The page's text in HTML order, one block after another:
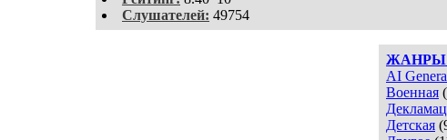
Слушателей: 49754
AI
Военная
Детская